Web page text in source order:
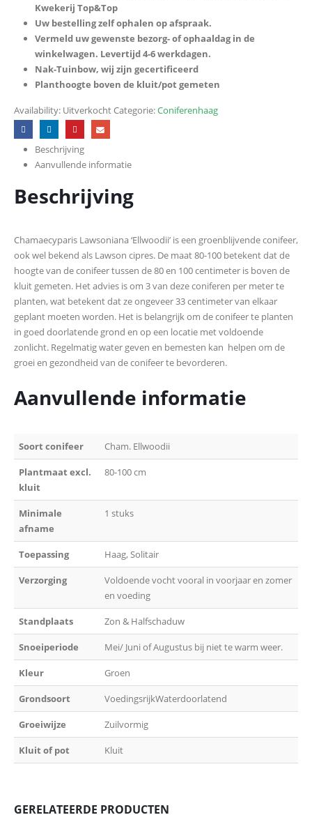
Kwekerij Top&Top
Uw bestelling zelf ophalen op afspraak.
Vermeld uw gewenste bezorg- of ophaaldag in de
winkelwagen. Levertijd 4-6 werkdagen.
Nak-Tuinbow, wij zijn gecertificeerd
Planthoogte boven de kluit/pot gemeten
Availability: UitverkochtCategorie:Coniferenhaag
Beschrijving
Aanvullende informatie
Beschrijving
Chamaecyparis Lawsoniana ‘Ellwoodii’ is een groenblijvende conifeer,
ook wel bekend als Lawson cipres. De maat 80-100 betekent dat de
hoogte van de conifeer tussen de 80 en 100 centimeter is boven de
kluit gemeten. Het advies is om 3 van deze coniferen per meter te
planten, wat betekent dat ze ongeveer 33 centimeter van elkaar
geplant moeten worden. Het is belangrijk om de conifeer te planten
in goed doorlatende grond en op een locatie met voldoende
zonlicht. Regelmatig water geven en bemesten kan helpen om de
groei en gezondheid van de conifeer te bevorderen.
Aanvullende informatie
Soort conifeer Cham. Ellwoodii
Plantmaat excl.
kluit
80-100 cm
Minimale
afname
1 stuks
Toepassing Haag, Solitair
Verzorging
Voldoende vocht vooral in voorjaar en zomer
en voeding
Standplaats Zon & Halfschaduw
Snoeiperiode Mei/ Juni of Augustus bij niet te warm weer.
Kleur Groen
Grondsoort VoedingsrijkWaterdoorlatend
Groeiwijze Zuilvormig
Kluit of pot Kluit
GERELATEERDE PRODUCTEN